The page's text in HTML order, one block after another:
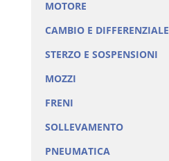
MOTORE
CAMBIO E DIFFERENZIALE
STERZO E SOSPENSIONI
MOZZI
FRENI
SOLLEVAMENTO
PNEUMATICA